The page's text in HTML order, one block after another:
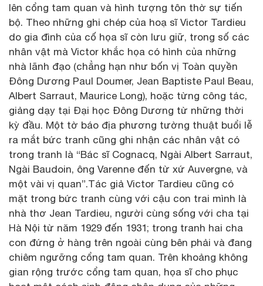
lên cổng tam quan và hình tượng tôn thờ sự tiến
bộ. Theo những ghi chép của hoạ sĩ Victor Tardieu
do gia đình của cố họa sĩ còn lưu giữ, trong số các
nhân vật mà Victor khắc họa có hình của những
nhà lãnh đạo (chẳng hạn như bốn vị Toàn quyền
Đông Dương Paul Doumer, Jean Baptiste Paul Beau,
Albert Sarraut, Maurice Long), hoặc từng công tác,
giảng dạy tại Đại học Đông Dương từ những thời
kỳ đầu. Một tờ báo địa phương tường thuật buổi lễ
ra mắt bức tranh cũng ghi nhận các nhân vật có
trong tranh là “Bác sĩ Cognacq, Ngài Albert Sarraut,
Ngài Baudoin, ông Varenne đến từ xứ Auvergne, và
một vài vị quan”.Tác giả Victor Tardieu cũng có
mặt trong bức tranh cùng với cậu con trai mình là
nhà thơ Jean Tardieu, người cùng sống với cha tại
Hà Nội từ năm 1929 đến 1931; trong tranh hai cha
con đứng ở hàng trên ngoài cùng bên phải và đang
chiêm ngưỡng cổng tam quan. Trên khoảng không
gian rộng trước cổng tam quan, họa sĩ cho phục